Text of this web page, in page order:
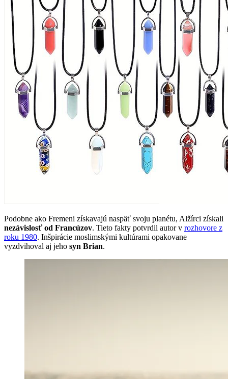
Podobne ako Fremeni získavajú naspäť svoju planétu, Alžírci získali
nezávislosť od Francúzov. Tieto fakty potvrdil autor v rozhovore z
roku 1980. Inšpirácie moslimskými kultúrami opakovane
vyzdvihoval aj jeho syn Brian.